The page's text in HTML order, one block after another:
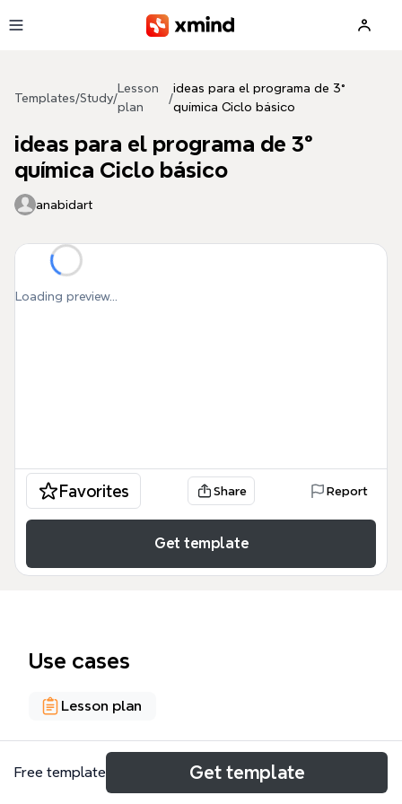
Templates/Study/
Lesson
plan
/
ideas para el programa de 3°
química Ciclo básico
ideas para el programa de 3°
química Ciclo básico
anabidart
Loading preview...
Favorites Share Report
Get template
Use cases
Lesson plan
About
Free template Get template